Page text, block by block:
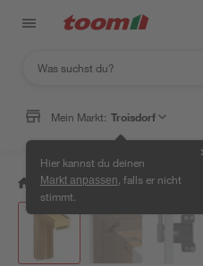
Mein Markt: Troisdorf
Hier kannst du deinen
Markt anpassen , falls er nicht
stimmt.
/ Bauen & Renovieren /